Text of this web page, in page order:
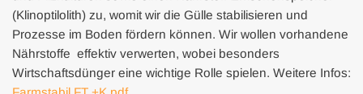
(Klinoptilolith) zu, womit wir die Gülle stabilisieren und
Prozesse im Boden fördern können. Wir wollen vorhandene
Nährstoffe effektiv verwerten, wobei besonders
Wirtschaftsdünger eine wichtige Rolle spielen. Weitere Infos: